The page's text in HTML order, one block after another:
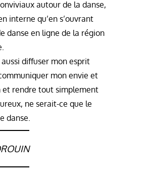
autour de la danse,
interne qu’en s’ouvrant
danse en ligne de la région
aussi diffuser mon esprit
mon envie et
et rendre tout simplement
ne serait-ce que le
danse.